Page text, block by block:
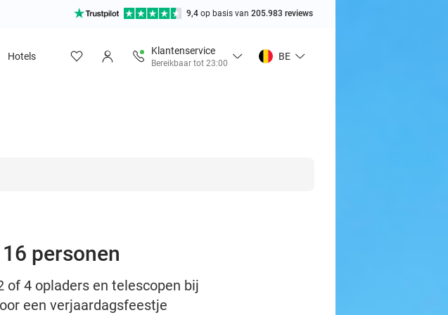
9,4 op basis van 205.983 reviews
Hotels
Klantenservice
Bereikbaar tot 23:00
BE
personen
of 4 opladers en telescopen bij
een verjaardagsfeestje